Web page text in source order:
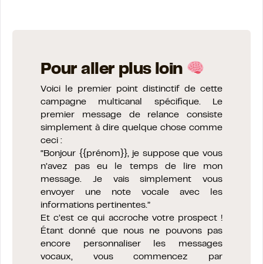
Pour aller plus loin
Voici le premier point distinctif de cette
campagne multicanal spécifique. Le
premier message de relance consiste
simplement à dire quelque chose comme
ceci :
“Bonjour {{prénom}}, je suppose que vous
n’avez pas eu le temps de lire mon
message. Je vais simplement vous
envoyer une note vocale avec les
informations pertinentes.”
Et c’est ce qui accroche votre prospect !
Étant donné que nous ne pouvons pas
encore personnaliser les messages
vocaux, vous commencez par